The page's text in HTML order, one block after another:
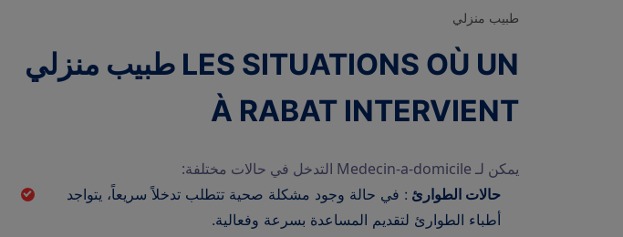
طبيب منزلي
LES SITUATIONS OÙ UN طبيب منزلي
À RABAT INTERVIENT
يمكن لـ Medecin-a-domicile التدخل في حالات مختلفة:
حالات الطوارئ : في حالة وجود مشكلة صحية تتطلب تدخلاً سريعاً، يتواجد
أطباء الطوارئ لتقديم المساعدة بسرعة وفعالية.